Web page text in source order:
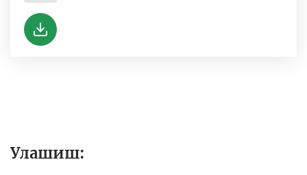
Улашиш: